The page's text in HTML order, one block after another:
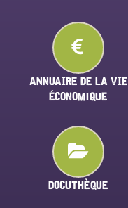
ANNUAIRE DE LA VIE
ÉCONOMIQUE
DOCUTHÈQUE